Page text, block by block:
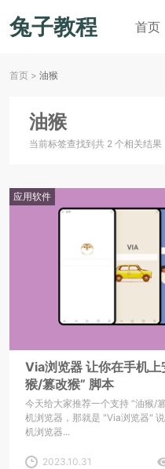
兔子教程 首页
首页 > 油猴
油猴
当前标签查找到共 2 个相关结果
应用软件
Via浏览器 让你在手机上
猴/篡改猴” 脚本
今天给大家推荐一个支持 “油猴/
机浏览器，那就是 "Via浏览器"
机浏览器...
2023.10.31